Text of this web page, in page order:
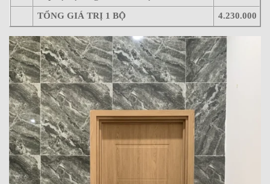
TỔNG GIÁ TRỊ 1 BỘ 4.230.000